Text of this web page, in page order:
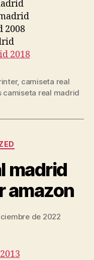
, camiseta real
camiseta real madrid
madrid
amazon
de 2022